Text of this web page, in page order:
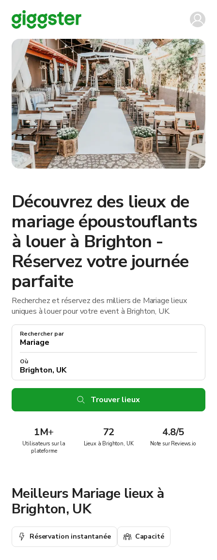
Découvrez des lieux de
mariage époustouflants
à louer à Brighton -
Réservez votre journée
parfaite
Recherchez et réservez des milliers de Mariage lieux
uniques à louer pour votre event à Brighton, UK.
Rechercher par
Où
Trouver lieux
1M+
Utilisateurs sur la
plateforme
72
Lieux à Brighton, UK
4.8/5
Note sur Reviews.io
Meilleurs Mariage lieux à
Brighton, UK
Réservation instantanée Capacité